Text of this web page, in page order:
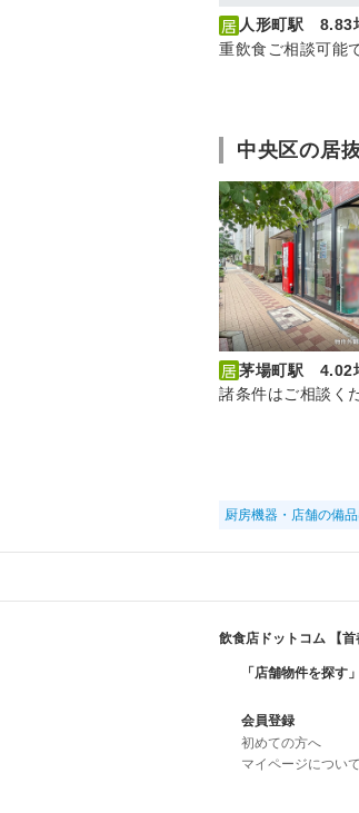
人形町駅 8.83
重飲食ご相談可能
中央区の居
茅場町駅 4.02
諸条件はご相談く
厨房機器・店舗の備
飲食店ドットコム 【首
「店舗物件を探す
会員登録
初めての方へ
マイページについて